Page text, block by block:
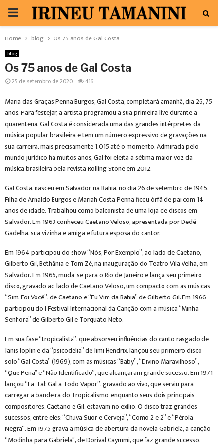
PRIMARY
MENU
Home blog Os 75 anos de Gal Costa
blog
Os 75 anos de Gal Costa
25 de setembro de 2020 416
Maria das Graças Penna Burgos, Gal Costa, completará amanhã, dia 26, 75
anos. Para festejar, a artista programou a sua primeira live durante a
quarentena. Gal Costa é considerada uma das grandes intérpretes da
música popular brasileira e tem um número expressivo de gravações na
sua carreira, mais precisamente 1.015 até o momento. Admirada pelo
mundo jurídico há muitos anos, Gal foi eleita a sétima maior voz da
música brasileira pela revista Rolling Stone em 2012.
Gal Costa, nasceu em Salvador, na Bahia, no dia 26 de setembro de 1945.
Filha de Arnaldo Burgos e Mariah Costa Penna ficou órfã de pai com 14
anos de idade. Trabalhou como balconista de uma loja de discos em
Salvador. Em 1963 conheceu Caetano Veloso, apresentada por Dedé
Gadelha, sua vizinha e amiga e futura esposa do cantor.
Em 1964 participou do show “Nós, Por Exemplo”, ao lado de Caetano,
Gilberto Gil, Bethânia e Tom Zé, na inauguração do Teatro Vila Velha, em
Salvador. Em 1965, muda-se para o Rio de Janeiro e lança seu primeiro
disco, gravado ao lado de Caetano Veloso, um compacto com as músicas
“Sim, Foi Você”, de Caetano e “Eu Vim da Bahia” de Gilberto Gil. Em 1966
participou do I Festival Internacional da Canção com a música “Minha
Senhora” de Gilberto Gil e Torquato Neto.
Em sua fase “tropicalista”, que absorveu influências do canto rasgado de
Janis Joplin e da “psicodelia” de Jimi Hendrix, lançou seu primeiro disco
solo “Gal Costa” (1969), com as músicas “Baby”, “Divino Maravilhoso”,
“Que Pena” e “Não Identificado”, que alcançaram grande sucesso. Em 1971
lançou “Fa-Tal: Gal a Todo Vapor”, gravado ao vivo, que serviu para
carregar a bandeira do Tropicalismo, enquanto seus dois principais
compositores, Caetano e Gil, estavam no exílio. O disco traz grandes
sucessos, entre eles: “Chuva Suor e Cerveja”, “Como 2 e 2” e “Pérola
Negra”. Em 1975 grava a música de abertura da novela Gabriela, a canção
“Modinha para Gabriela”, de Dorival Caymmi, que faz grande sucesso.